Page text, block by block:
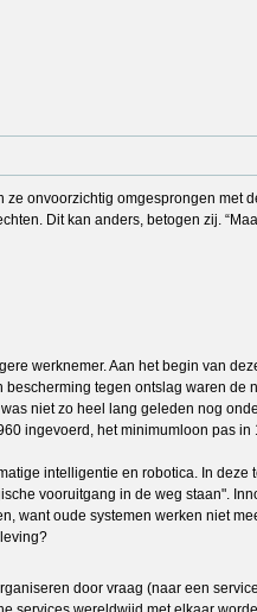
onvoorzichtig omgesprongen met
Dit kan anders, betogen zij.
werknemer. Aan het begin van
tegen ontslag waren de
niet zo heel lang geleden nog
ingevoerd, het minimumloon pas
intelligentie en robotica. In deze
vooruitgang in de weg staan".
want oude systemen werken niet
door vraag (naar een